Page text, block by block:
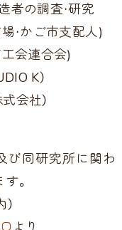
者の調査・研究
・かご市支配人)
会連合会)
K）
会社）
び同研究所に関わ
す。